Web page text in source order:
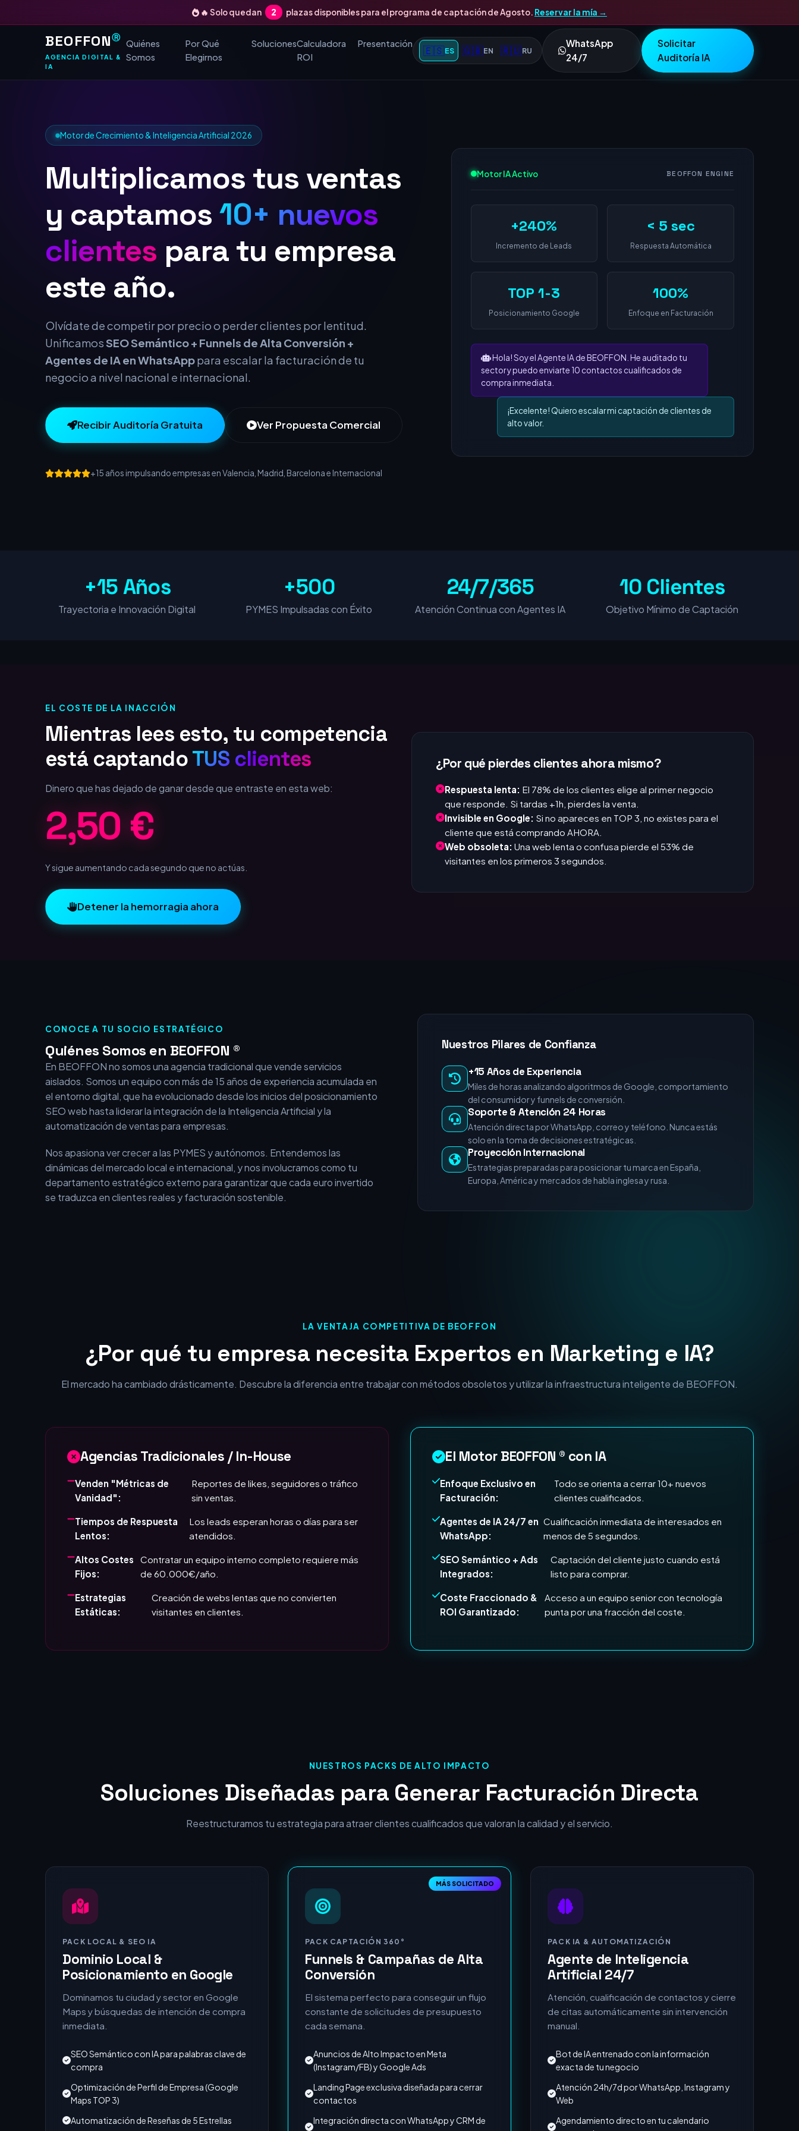
🔥 Solo quedan 2 plazas disponibles para el programa de captación de Agosto. Reservar la mía →
BEOFFONⓇ
AGENCIA DIGITAL &
IA
Quiénes
Somos
Por Qué
Elegirnos
SolucionesCalculadora
ROI
Presentación
🇪🇸ES 🇬🇧EN 🇷🇺RU
WhatsApp
24/7
Solicitar
Auditoría IA
Motor de Crecimiento & Inteligencia Artificial 2026
Multiplicamos tus ventas
y captamos 10+ nuevos c
para tu empresa este año.
Olvídate de competir por precio o perder clientes por lentitud.
Agentes de IA en WhatsApppara escalar la facturación de tu
negocio a nivel nacional e internacional.
+15 años impulsando empresas en Valencia, Madrid, Barcelona e Internacional
+240%
Incremento de Leads
< 5 sec
Respuesta Automática
TOP 1-3
Posicionamiento Google
100%
Enfoque en Facturación
sector y puedo enviarte 10 contactos cualificados de
compra inmediata.
¡Excelente! Quiero escalar mi captación de clientes de
Mientras lees esto, tu competencia
está captando TUS clientes
Dinero que has dejado de ganar desde que entraste en esta web:
2,75 €
Y sigue aumentando cada segundo que no actúas.
Detener la hemorragia ahora
que responde. Si tardas +1h, pierdes la venta.
cliente que está comprando AHORA.
Web obsoleta:Una web lenta o confusa pierde el 53% de
visitantes en los primeros 3 segundos.
En BEOFFON no somos una agencia tradicional que vende servicios
aislados. Somos un equipo con más de 15 años de experiencia acumulada en
el entorno digital, que ha evolucionado desde los inicios del posicionamiento
SEO web hasta liderar la integración de la Inteligencia Artificial y la
automatización de ventas para empresas.
Nos apasiona ver crecer a las PYMES y autónomos. Entendemos las
dinámicas del mercado local e internacional, y nos involucramos como tu
departamento estratégico externo para garantizar que cada euro invertido
se traduzca en clientes reales y facturación sostenible.
Miles de horas analizando algoritmos de Google, comportamiento
Soporte & Atención 24 Horas
Atención directa por WhatsApp, correo y teléfono. Nunca estás
solo en la toma de decisiones estratégicas.
Proyección Internacional
Estrategias preparadas para posicionar tu marca en España,
Europa, América y mercados de habla inglesa y rusa.
¿Por qué tu empresa necesita Expertos en Marketing e IA?
El mercado ha cambiado drásticamente. Descubre la diferencia entre trabajar con métodos obsoletos y utilizar la infraestructura inteligente de BEOFFON.
Vanidad":
sin ventas.
Tiempos de Respuesta
Lentos:
Los leads esperan horas o días para ser
atendidos.
Altos Costes
Fijos:
Contratar un equipo interno completo requiere más
de 60.000€/año.
Estrategias
Estáticas:
Creación de webs lentas que no convierten
visitantes en clientes.
Facturación:
clientes cualificados.
Agentes de IA 24/7 en
WhatsApp:
Cualificación inmediata de interesados en
menos de 5 segundos.
SEO Semántico + Ads
Integrados:
Captación del cliente justo cuando está
listo para comprar.
Coste Fraccionado &
ROI Garantizado:
Acceso a un equipo senior con tecnología
punta por una fracción del coste.
Soluciones Diseñadas para Generar Facturación Directa
Reestructuramos tu estrategia para atraer clientes cualificados que valoran la calidad y el servicio.
PACK LOCAL & SEO IA
Dominio Local &
Posicionamiento en Google
Dominamos tu ciudad y sector en Google
Maps y búsquedas de intención de compra
SEO Semántico con IA para palabras clave de
compra
Optimización de Perfil de Empresa (Google
Maps TOP 3)
Automatización de Reseñas de 5 Estrellas
Web Ultra-Rápida optimizada para móviles
PACK CAPTACIÓN 360°
Funnels & Campañas de Alta
Conversión
El sistema perfecto para conseguir un flujo
constante de solicitudes de presupuesto
Anuncios de Alto Impacto en Meta
(Instagram/FB) y Google Ads
Landing Page exclusiva diseñada para cerrar
contactos
Integración directa con WhatsApp y CRM de
tu empresa
Medición exacta del retorno de cada Euro
PACK IA & AUTOMATIZACIÓN
Agente de Inteligencia
Artificial 24/7
Atención, cualificación de contactos y cierre
de citas automáticamente sin intervención
Bot de IA entrenado con la información
exacta de tu negocio
Atención 24h/7d por WhatsApp, Instagram y
Web
Agendamiento directo en tu calendario
corporativo
Filtro de leads no cualificados (ahorro de